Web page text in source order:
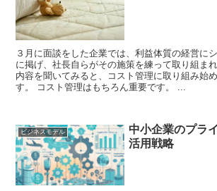
３月に面談をした企業では、利益体質の経営に
に掲げ、社長自らがその施策を練って取り組ま
内容を聞いてみると、コスト管理に取り組み始
す。 コスト管理はもちろん重要です。 ...
ビジネスモデル
中小企業のプラ
活用戦略